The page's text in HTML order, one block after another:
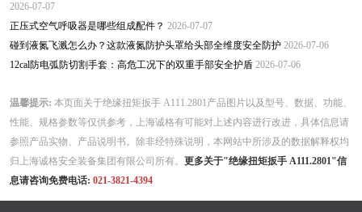
2026-07-07
正压式空气呼吸器是哪些组成配件？ 2026-07-07
碰到液氮飞溅怎么办？这款液氮防护头罩给头部全维度安全防护 2026-07-06
12cal防电弧防切割手套：高危工况下的双重手部安全护盾 2026-07-06
温馨提示: 本页面关于绝缘扭矩扳手 A111.2801产品图片以及型号、数据、功能、
性能、规格参数等仅供参考，上海诚格有可能对上述内容进行改进，具体信息请
参照产品实物、产品说明书。除非经特殊说明，本网站中所涉及的数据解释权均
归上海诚格安全装备集团有限公司所有。
更多关于"绝缘扭矩扳手 A111.2801"信
息请咨询免费电话: 021-3821-4394